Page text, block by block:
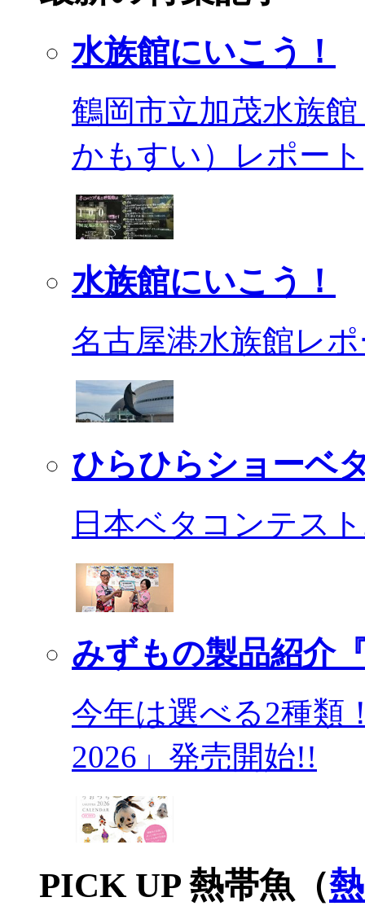
水族館にいこう！
鶴岡市立加茂水族
かもすい）レポート
水族館にいこう！
名古屋港水族館レ
ひらひらショーベ
日本ベタコンテス
みずもの製品紹介
今年は選べる2種類
2026」発売開始!!
PICK UP 熱帯魚（